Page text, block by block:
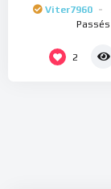
Viter7960
Passés
2